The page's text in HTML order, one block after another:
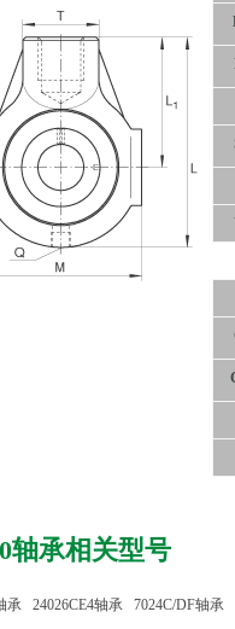
轴承相关型号
承 24026CE4轴承 7024C/DF轴承